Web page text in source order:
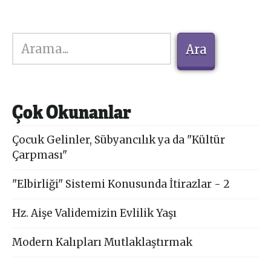
Ara
Ara
Çok Okunanlar
Çocuk Gelinler, Sübyancılık ya da "Kültür
Çarpması"
"Elbirliği" Sistemi Konusunda İtirazlar - 2
Hz. Aişe Validemizin Evlilik Yaşı
Modern Kalıpları Mutlaklaştırmak